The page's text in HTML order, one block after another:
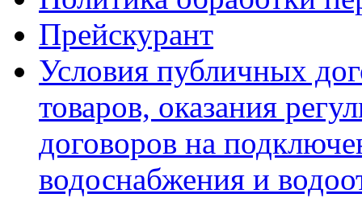
Прейскурант
Условия публичных
товаров, оказания
договоров на
водоснабжения и